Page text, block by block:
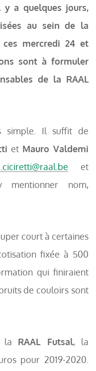
y a quelques jours,
au sein de la
mercredi 24 et
sont à formuler
de la RAAL
simple. Il suffit de
et Mauro Valdemi
et
mentionner nom,
court à certaines
fixée à 500
qui finiraient
de couloirs sont
la RAAL Futsal, la
pour 2019-2020.